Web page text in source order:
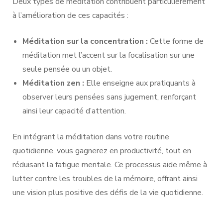
à l’amélioration de ces capacités :
Méditation sur la concentration : Cette forme de
méditation met l’accent sur la focalisation sur une
seule pensée ou un objet.
Méditation zen : Elle enseigne aux pratiquants à
observer leurs pensées sans jugement, renforçant
ainsi leur capacité d’attention.
En intégrant la méditation dans votre routine
quotidienne, vous gagnerez en productivité, tout en
réduisant la fatigue mentale. Ce processus aide même à
lutter contre les troubles de la mémoire, offrant ainsi
une vision plus positive des défis de la vie quotidienne.